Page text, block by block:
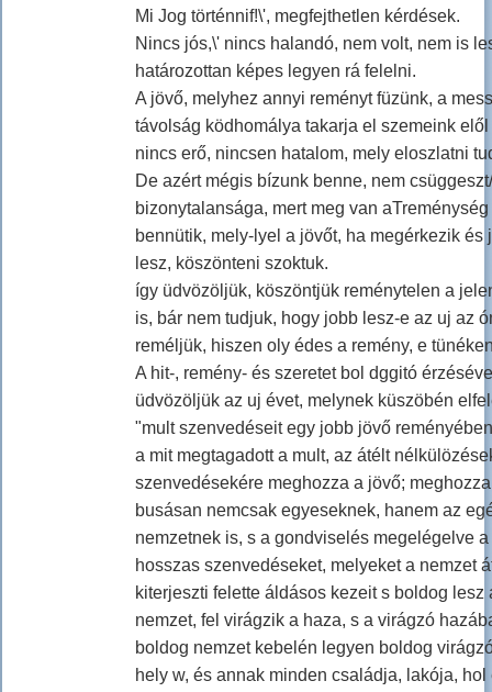
Mi Jog történnif!\', megfejthetlen kérdések.
Nincs jós,\' nincs halandó, nem volt, nem is
határozottan képes legyen rá felelni.
A jövő, melyhez annyi reményt füzünk, a
távolság ködhomálya takarja el szemeink elől
nincs erő, nincsen hatalom, mely eloszlatni
De azért mégis bízunk benne, nem
bizonytalansága, mert meg van aTreménység
bennütik, mely-lyel a jövőt, ha megérkezik és
lesz, köszönteni szoktuk.
így üdvözöljük, köszöntjük reménytelen a
is, bár nem tudjuk, hogy jobb lesz-e az uj az
reméljük, hiszen oly édes a remény, e
A hit-, remény- és szeretet bol dggitó
üdvözöljük az uj évet, melynek küszöbén
"mult szenvedéseit egy jobb jövő
a mit megtagadott a mult, az átélt
szenvedésekére meghozza a jövő; meghozza
busásan nemcsak egyeseknek, hanem az
nemzetnek is, s a gondviselés megelégelve a
hosszas szenvedéseket, melyeket a nemzet
kiterjeszti felette áldásos kezeit s boldog lesz
nemzet, fel virágzik a haza, s a virágzó
boldog nemzet kebelén legyen boldog
hely w, és annak minden családja, lakója, hol